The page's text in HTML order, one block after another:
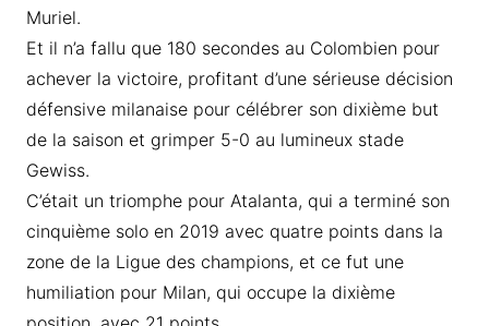
Muriel.
Et il n’a fallu que 180 secondes au Colombien pour
achever la victoire, profitant d’une sérieuse décision
défensive milanaise pour célébrer son dixième but
de la saison et grimper 5-0 au lumineux stade
Gewiss.
C’était un triomphe pour Atalanta, qui a terminé son
cinquième solo en 2019 avec quatre points dans la
zone de la Ligue des champions, et ce fut une
humiliation pour Milan, qui occupe la dixième